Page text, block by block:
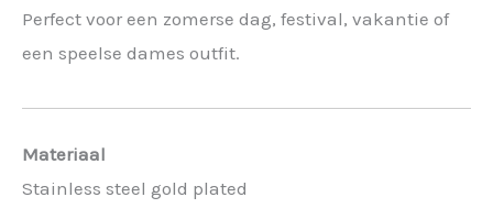
Perfect voor een zomerse dag, festival, vakantie of
een speelse dames outfit.
Materiaal
Stainless steel gold plated